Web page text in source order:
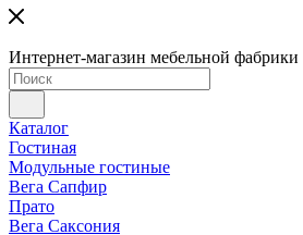
Интернет-магазин мебельной фабрики
Каталог
Гостиная
Модульные гостиные
Вега Сапфир
Прато
Вега Саксония